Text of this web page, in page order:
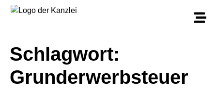
Schlagwort:
Grunderwerbsteuer